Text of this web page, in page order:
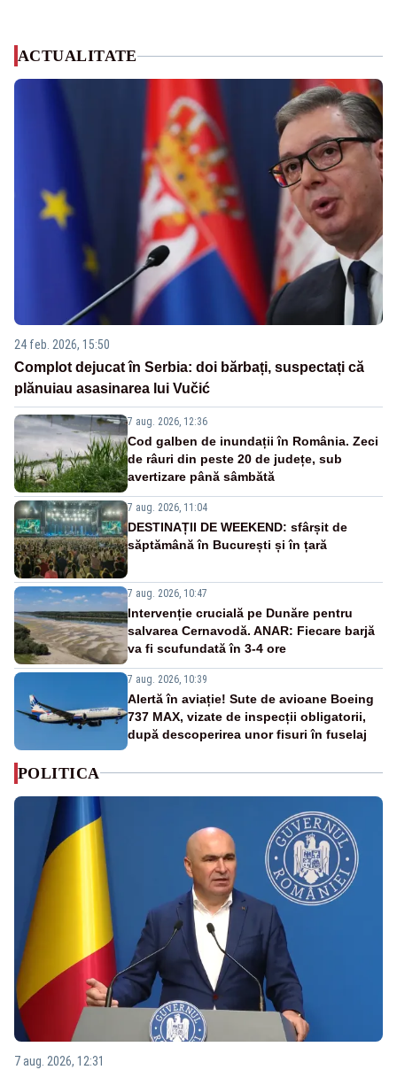
ACTUALITATE
24 feb. 2026, 15:50
Complot dejucat în Serbia: doi bărbați, suspectați că
plănuiau asasinarea lui Vučić
7 aug. 2026, 12:36
Cod galben de inundații în România. Zeci
de râuri din peste 20 de județe, sub
avertizare până sâmbătă
7 aug. 2026, 11:04
DESTINAȚII DE WEEKEND: sfârșit de
săptămână în București și în țară
7 aug. 2026, 10:47
Intervenție crucială pe Dunăre pentru
salvarea Cernavodă. ANAR: Fiecare barjă
va fi scufundată în 3-4 ore
7 aug. 2026, 10:39
Alertă în aviație! Sute de avioane Boeing
737 MAX, vizate de inspecții obligatorii,
după descoperirea unor fisuri în fuselaj
POLITICA
7 aug. 2026, 12:31